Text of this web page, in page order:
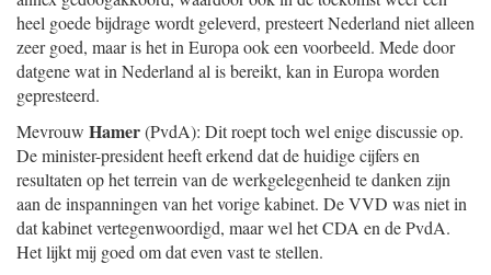
heel goede bijdrage wordt geleverd, presteert Nederland niet alleen
zeer goed, maar is het in Europa ook een voorbeeld. Mede door
datgene wat in Nederland al is bereikt, kan in Europa worden
gepresteerd.
Mevrouw Hamer(PvdA): Dit roept toch wel enige discussie op.
De minister-president heeft erkend dat de huidige cijfers en
resultaten op het terrein van de werkgelegenheid te danken zijn
aan de inspanningen van het vorige kabinet. De VVD was niet in
dat kabinet vertegenwoordigd, maar wel het CDA en de PvdA.
Het lijkt mij goed om dat even vast te stellen.